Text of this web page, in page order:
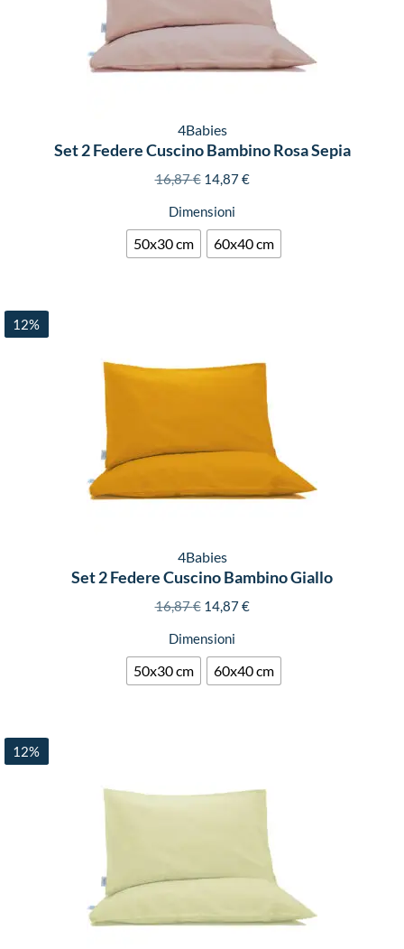
4Babies
Set 2 Federe Cuscino Bambino Rosa Sepia
16,87€ 14,87€
Dimensioni
50x30 cm 60x40 cm
12%
4Babies
Set 2 Federe Cuscino Bambino Giallo
16,87€ 14,87€
Dimensioni
50x30 cm 60x40 cm
12%